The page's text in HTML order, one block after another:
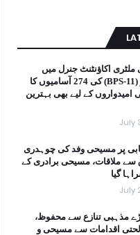
اکاؤنٹنٹ جنرل میں
جونیئر آڈیٹر (BPS-11) کی 274 آسامیوں کا
امیدواروں کے لیے بھی بہترین
July
پر مسیحی وفد کی چوہدری
سے ملاقات، مسیحی برادری کے
گیا
July
مذہبی تنازع سے محفوظ،
اقدامات سے مسیحی و